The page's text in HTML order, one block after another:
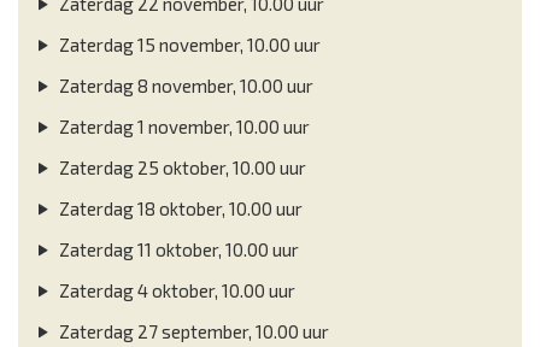
Zaterdag 15 november, 10.00 uur
Zaterdag 8 november, 10.00 uur
Zaterdag 1 november, 10.00 uur
Zaterdag 25 oktober, 10.00 uur
Zaterdag 18 oktober, 10.00 uur
Zaterdag 11 oktober, 10.00 uur
Zaterdag 4 oktober, 10.00 uur
Zaterdag 27 september, 10.00 uur